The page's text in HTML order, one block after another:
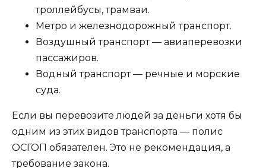
троллейбусы, трамваи.
Метро и железнодорожный транспорт.
Воздушный транспорт — авиаперевозки
пассажиров.
Водный транспорт — речные и морские
суда.
Если вы перевозите людей за деньги хотя бы
одним из этих видов транспорта — полис
ОСГОП обязателен. Это не рекомендация, а
требование закона.